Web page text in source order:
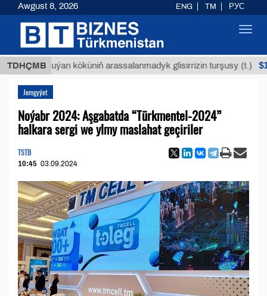
TDHÇMB
Buýan köküniň arassalanmadyk glisirrizin turşusy (t.)
Jemgyýet
Noýabr 2024: Aşgabatda “Türkmentel-2024”
halkara sergi we ylmy maslahat geçiriler
TSTB
10:45 03.09.2024
Awgust 8, 2026 ENG TM РУС